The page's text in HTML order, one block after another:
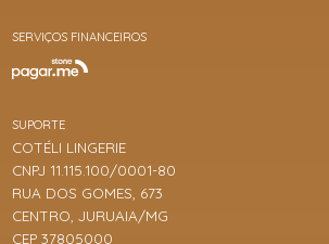
SERVIÇOS FINANCEIROS
SUPORTE
COTÉLI LINGERIE
CNPJ 11.115.100/0001-80
RUA DOS GOMES, 673
CENTRO, JURUAIA/MG
CEP 37805000